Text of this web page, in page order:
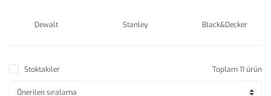
Dewalt Stanley Black&Decker
Stoktakiler Toplam 11 ürün